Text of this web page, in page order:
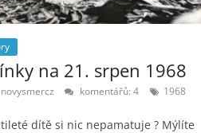
na 21. srpen 1968
novysmercz komentářů: 4 1968
dítě si nic nepamatuje ? Mýlíte